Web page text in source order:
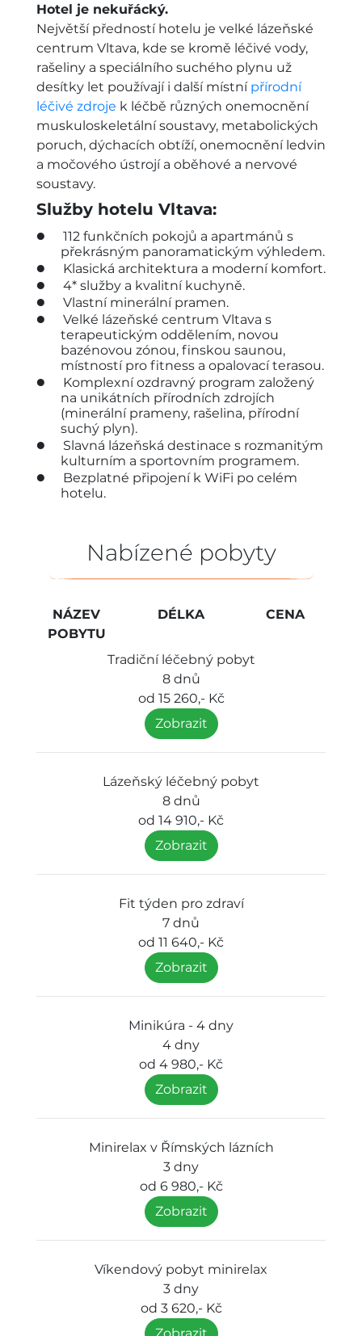
Hotel je nekuřácký.
Největší předností hotelu je velké lázeňské
centrum Vltava, kde se kromě léčivé vody,
rašeliny a speciálního suchého plynu už
desítky let používají i další místní přírodní
léčivé zdroje k léčbě různých onemocnění
muskuloskeletální soustavy, metabolických
poruch, dýchacích obtíží, onemocnění ledvin
a močového ústrojí a oběhové a nervové
soustavy.
Služby hotelu Vltava:
112 funkčních pokojů a apartmánů s
překrásným panoramatickým výhledem.
Klasická architektura a moderní komfort.
4* služby a kvalitní kuchyně.
Vlastní minerální pramen.
Velké lázeňské centrum Vltava s
terapeutickým oddělením, novou
bazénovou zónou, finskou saunou,
místností pro fitness a opalovací terasou.
Komplexní ozdravný program založený
na unikátních přírodních zdrojích
(minerální prameny, rašelina, přírodní
suchý plyn).
Slavná lázeňská destinace s rozmanitým
kulturním a sportovním programem.
Bezplatné připojení k WiFi po celém
hotelu.
Nabízené pobyty
NÁZEV
POBYTU
DÉLKA CENA
Tradiční léčebný pobyt
8 dnů
od 15 260,- Kč
Zobrazit
Lázeňský léčebný pobyt
8 dnů
od 14 910,- Kč
Zobrazit
Fit týden pro zdraví
7 dnů
od 11 640,- Kč
Zobrazit
Minikúra - 4 dny
4 dny
od 4 980,- Kč
Zobrazit
Minirelax v Římských lázních
3 dny
od 6 980,- Kč
Zobrazit
Víkendový pobyt minirelax
3 dny
od 3 620,- Kč
Zobrazit